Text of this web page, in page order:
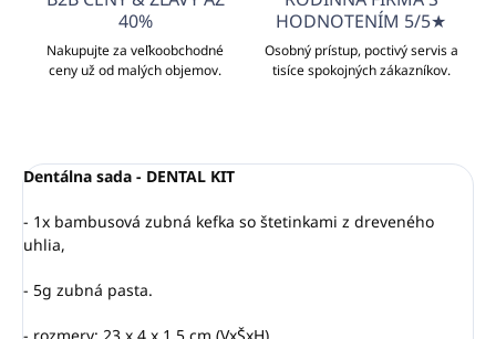
40%
Nakupujte za veľkoobchodné
ceny už od malých objemov.
HODNOTENÍM 5/5★
Osobný prístup, poctivý servis a
tisíce spokojných zákazníkov.
Dentálna sada - DENTAL KIT
- 1x bambusová zubná kefka so štetinkami z dreveného
uhlia,
- 5g zubná pasta.